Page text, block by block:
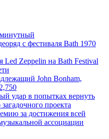
с фестиваля Bath 1970
Led Zeppelin на Bath Festival
John Bonham,
удар в попытках вернуть
проекта
за достижения всей
ассоциации